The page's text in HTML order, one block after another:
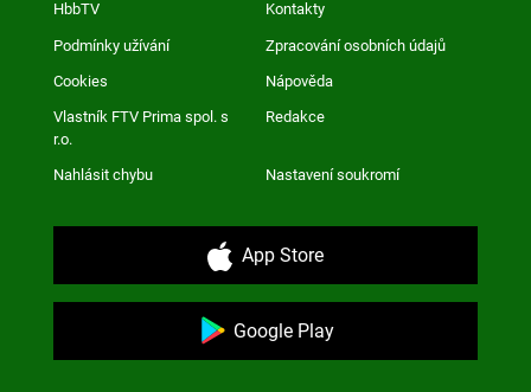
HbbTV Kontakty
Podmínky užívání Zpracování osobních údajů
Cookies Nápověda
Vlastník FTV Prima spol. s
r.o.
Redakce
Nahlásit chybu Nastavení soukromí
App Store
Google Play